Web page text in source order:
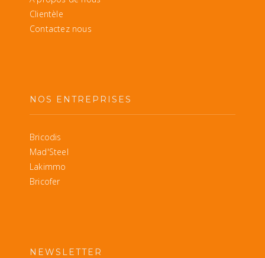
Clientèle
Contactez nous
NOS ENTREPRISES
Bricodis
Mad'Steel
Lakimmo
Bricofer
NEWSLETTER